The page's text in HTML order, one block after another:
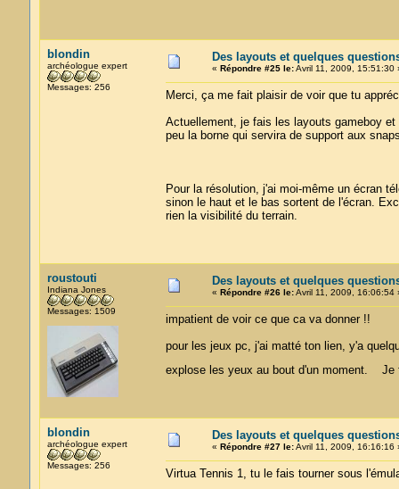
blondin
archéologue expert
Messages: 256
Des layouts et quelques
« Répondre #25 le:Avril 11, 2009, 15:51:30
Merci, ça me fait plaisir de voir que tu
Actuellement, je fais les layouts gameboy
peu la borne qui servira de support aux
Pour la résolution, j'ai moi-même un écran
sinon le haut et le bas sortent de l'écran.
rien la visibilité du terrain.
roustouti
Indiana Jones
Messages: 1509
Des layouts et quelques
« Répondre #26 le:Avril 11, 2009, 16:06:54
impatient de voir ce que ca va donner !!
pour les jeux pc, j'ai matté ton lien, y'a
explose les yeux au bout d'un moment. Je
blondin
archéologue expert
Messages: 256
Des layouts et quelques
« Répondre #27 le:Avril 11, 2009, 16:16:16
Virtua Tennis 1, tu le fais tourner sous